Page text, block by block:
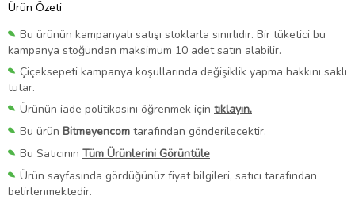
Ürün Özeti
Bu ürünün kampanyalı satışı stoklarla sınırlıdır. Bir tüketici bu
kampanya stoğundan maksimum 10 adet satın alabilir.
Çiçeksepeti kampanya koşullarında değişiklik yapma hakkını saklı
tutar.
Ürünün iade politikasını öğrenmek için tıklayın.
Bu ürün Bitmeyencom tarafından gönderilecektir.
Bu Satıcının Tüm Ürünlerini Görüntüle
Ürün sayfasında gördüğünüz fiyat bilgileri, satıcı tarafından
belirlenmektedir.